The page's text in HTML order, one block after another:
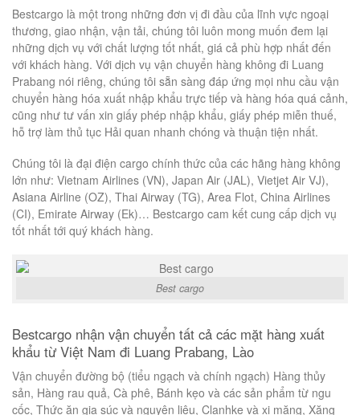
Bestcargo là một trong những đơn vị đi đầu của lĩnh vực ngoại
thương, giao nhận, vận tải, chúng tôi luôn mong muốn đem lại
những dịch vụ với chất lượng tốt nhất, giá cả phù hợp nhất đến
với khách hàng. Với dịch vụ vận chuyển hàng không đi Luang
Prabang nói riêng, chúng tôi sẵn sàng đáp ứng mọi nhu cầu vận
chuyển hàng hóa xuất nhập khẩu trực tiếp và hàng hóa quá cảnh,
cũng như tư vấn xin giấy phép nhập khẩu, giấy phép miễn thuế,
hỗ trợ làm thủ tục Hải quan nhanh chóng và thuận tiện nhất.
Chúng tôi là đại điện cargo chính thức của các hãng hàng không
lớn như: Vietnam Airlines (VN), Japan Air (JAL), Vietjet Air VJ),
Asiana Airline (OZ), Thai Airway (TG), Area Flot, China Airlines
(CI), Emirate Airway (Ek)… Bestcargo cam kết cung cấp dịch vụ
tốt nhất tới quý khách hàng.
Best cargo
Bestcargo nhận vận chuyển tất cả các mặt hàng xuất
khẩu từ Việt Nam đi Luang Prabang, Lào
Vận chuyển đường bộ (tiểu ngạch và chính ngạch) Hàng thủy
sản, Hàng rau quả, Cà phê, Bánh kẹo và các sản phẩm từ ngu
cốc, Thức ăn gia súc và nguyên liệu, Clanhke và xi măng, Xăng